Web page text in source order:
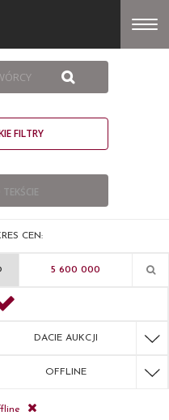
FILTRY
CEN:
DACIE AUKCJI
OFFLINE